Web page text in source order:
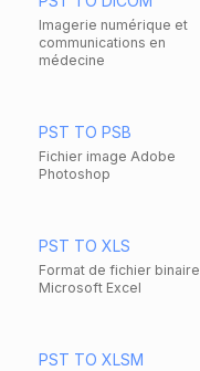
Imagerie numérique et
communications en
médecine
PST TO PSB
Fichier image Adobe
Photoshop
PST TO XLS
Format de fichier binaire
Microsoft Excel
PST TO XLSM